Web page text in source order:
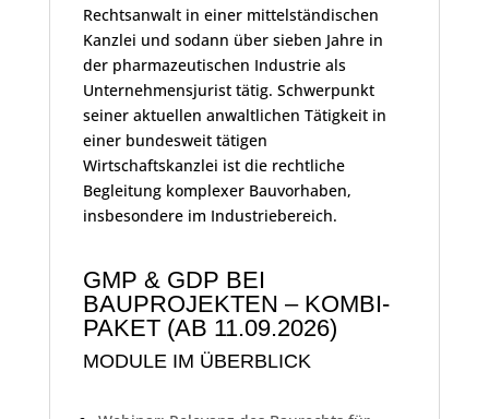
Rechtsanwalt in einer mittelständischen
Kanzlei und sodann über sieben Jahre in
der pharmazeutischen Industrie als
Unternehmensjurist tätig. Schwerpunkt
seiner aktuellen anwaltlichen Tätigkeit in
einer bundesweit tätigen
Wirtschaftskanzlei ist die rechtliche
Begleitung komplexer Bauvorhaben,
insbesondere im Industriebereich.
GMP & GDP BEI
BAUPROJEKTEN – KOMBI-
PAKET (AB 11.09.2026)
MODULE IM ÜBERBLICK